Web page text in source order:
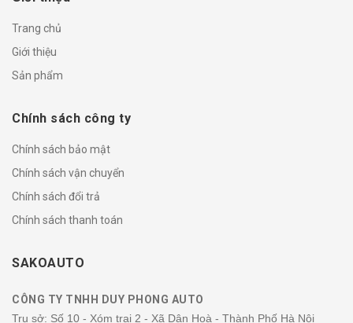
Trang chủ
Giới thiệu
Sản phẩm
Chính sách công ty
Chính sách bảo mật
Chính sách vận chuyển
Chính sách đổi trả
Chính sách thanh toán
SAKOAUTO
CÔNG TY TNHH DUY PHONG AUTO
Trụ sở: Số 10 - Xóm trại 2 - Xã Dân Hoà - Thành Phố Hà Nội